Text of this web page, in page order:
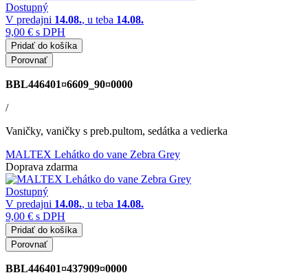
Dostupný
V predajni 14.08., u teba 14.08.
9,00 € s DPH
Pridať do košíka
Porovnať
BBL446401¤6609_90¤0000
/
Vaničky, vaničky s preb.pultom, sedátka a vedierka
MALTEX Lehátko do vane Zebra Grey
Doprava zdarma
Dostupný
V predajni 14.08., u teba 14.08.
9,00 € s DPH
Pridať do košíka
Porovnať
BBL446401¤437909¤0000